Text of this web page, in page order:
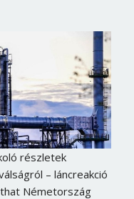
részletek
– láncreakció
Németország